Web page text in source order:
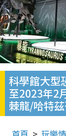
科學館大型
至2023年2
棘龍/哈特